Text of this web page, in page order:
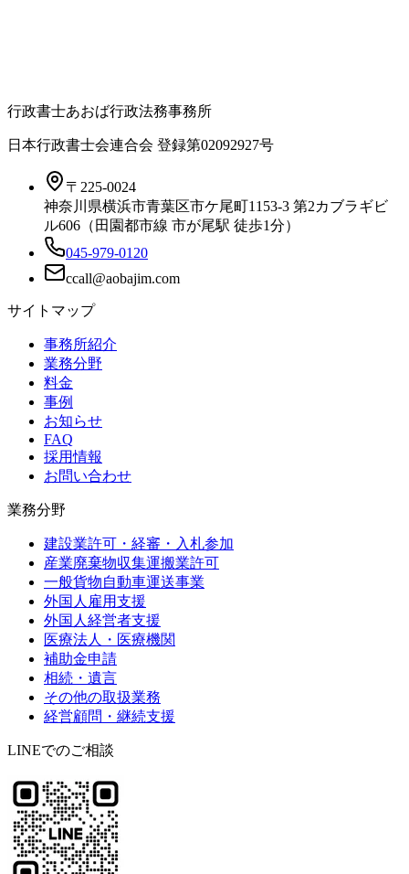
行政書士あおば行政法務事務所
日本行政書士会連合会 登録第02092927号
〒225-0024
神奈川県横浜市青葉区市ケ尾町1153-3 第2カブラギビ
ル606（田園都市線 市が尾駅 徒歩1分）
045-979-0120
サイトマップ
事務所紹介
業務分野
料金
事例
お知らせ
FAQ
採用情報
お問い合わせ
業務分野
建設業許可・経審・入札参加
産業廃棄物収集運搬業許可
一般貨物自動車運送事業
外国人雇用支援
外国人経営者支援
医療法人・医療機関
補助金申請
相続・遺言
その他の取扱業務
経営顧問・継続支援
LINEでのご相談